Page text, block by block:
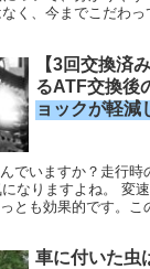
く、今までこだわっ
【3回交換済
るATF交換後
ョックが軽減
でいますか？走行時
なりますよね。 変
とも効果的です。こ
車に付いた虫